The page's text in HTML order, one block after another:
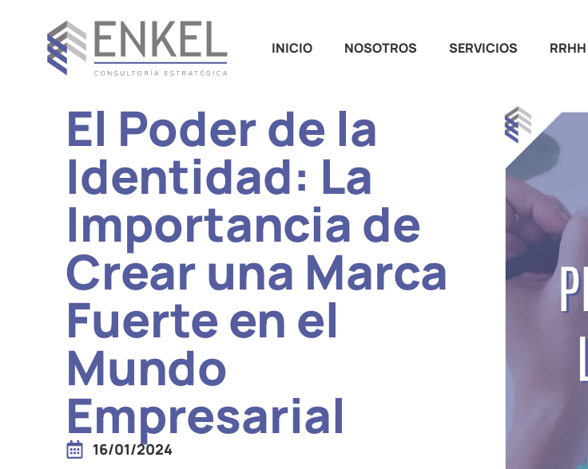
INICIO NOSOTROS SERVICIOS RRHH
El Poder de la
Identidad: La
Importancia de
Crear una Marca
Fuerte en el
Mundo
Empresarial
16/01/2024